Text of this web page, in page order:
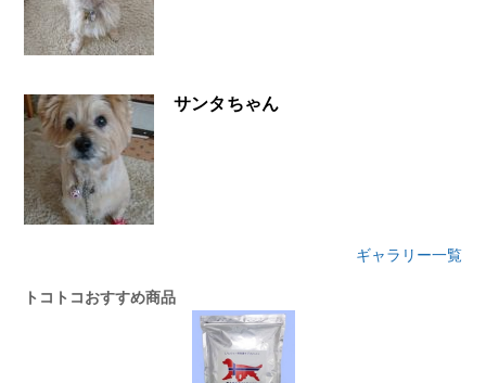
サンタちゃん
ギャラリー一覧
トコトコおすすめ商品